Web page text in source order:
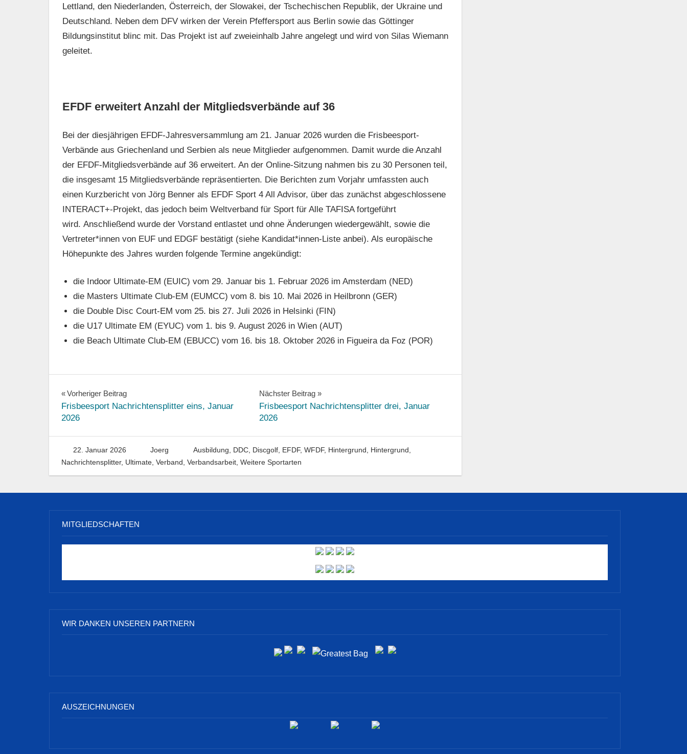
Lettland, den Niederlanden, Österreich, der Slowakei, der Tschechischen Republik, der Ukraine und
Deutschland. Neben dem DFV wirken der Verein Pfeffersport aus Berlin sowie das Göttinger
Bildungsinstitut blinc mit. Das Projekt ist auf zweieinhalb Jahre angelegt und wird von Silas Wiemann
geleitet.
EFDF erweitert Anzahl der Mitgliedsverbände auf 36
Bei der diesjährigen EFDF-Jahresversammlung am 21. Januar 2026 wurden die Frisbeesport-
Verbände aus Griechenland und Serbien als neue Mitglieder aufgenommen. Damit wurde die Anzahl
der EFDF-Mitgliedsverbände auf 36 erweitert. An der Online-Sitzung nahmen bis zu 30 Personen teil,
die insgesamt 15 Mitgliedsverbände repräsentierten. Die Berichten zum Vorjahr umfassten auch
einen Kurzbericht von Jörg Benner als EFDF Sport 4 All Advisor, über das zunächst abgeschlossene
INTERACT+-Projekt, das jedoch beim Weltverband für Sport für Alle TAFISA fortgeführt
wird. Anschließend wurde der Vorstand entlastet und ohne Änderungen wiedergewählt, sowie die
Vertreter*innen von EUF und EDGF bestätigt (siehe Kandidat*innen-Liste anbei). Als europäische
Höhepunkte des Jahres wurden folgende Termine angekündigt:
die Indoor Ultimate-EM (EUIC) vom 29. Januar bis 1. Februar 2026 im Amsterdam (NED)
die Masters Ultimate Club-EM (EUMCC) vom 8. bis 10. Mai 2026 in Heilbronn (GER)
die Double Disc Court-EM vom 25. bis 27. Juli 2026 in Helsinki (FIN)
die U17 Ultimate EM (EYUC) vom 1. bis 9. August 2026 in Wien (AUT)
die Beach Ultimate Club-EM (EBUCC) vom 16. bis 18. Oktober 2026 in Figueira da Foz (POR)
Beitragsnavigation
Vorheriger Beitrag
Frisbeesport Nachrichtensplitter eins, Januar
2026
Nächster Beitrag
Frisbeesport Nachrichtensplitter drei, Januar
2026
22. Januar 2026 Joerg Ausbildung, DDC, Discgolf, EFDF, WFDF, Hintergrund, Hintergrund,
Nachrichtensplitter, Ultimate, Verband, Verbandsarbeit, Weitere Sportarten
MITGLIEDSCHAFTEN
WIR DANKEN UNSEREN PARTNERN
AUSZEICHNUNGEN